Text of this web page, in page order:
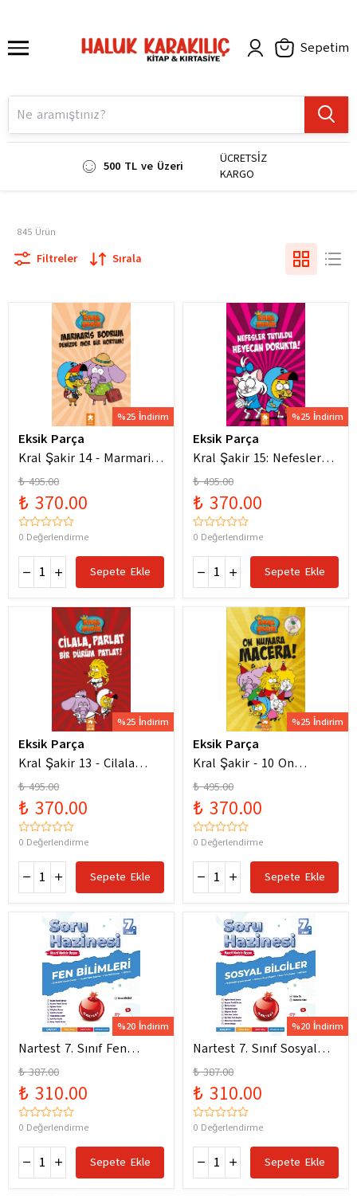
Sepetim
500 TL ve Üzeri
ÜCRETSİZ
KARGO
845 Ürün
Filtreler Sırala
%25 İndirim
Eksik Parça
Kral Şakir 14 - Marmaris
Bodrum Denizde Mor Bir
Hortum
₺ 495.00
₺ 370.00
0 Değerlendirme
Sepete Ekle
%25 İndirim
Eksik Parça
Kral Şakir 15: Nefesler
Tutuldu Heyecan Dorukta
₺ 495.00
₺ 370.00
0 Değerlendirme
Sepete Ekle
%25 İndirim
Eksik Parça
Kral Şakir 13 - Cilala
Parlat Bir Dürüm Patlat!
₺ 495.00
₺ 370.00
0 Değerlendirme
Sepete Ekle
%25 İndirim
Eksik Parça
Kral Şakir - 10 On
Numara Macera Ciltli
₺ 495.00
₺ 370.00
0 Değerlendirme
Sepete Ekle
%20 İndirim
Nartest 7. Sınıf Fen
Bilimleri Soru Hazinesi
Yeni Maarif Modele
Uygun
₺ 387.00
₺ 310.00
0 Değerlendirme
Sepete Ekle
%20 İndirim
Nartest 7. Sınıf Sosyal
Bilgiler Soru Hazinesi
Yeni Maarif Modele
Uygun
₺ 387.00
₺ 310.00
0 Değerlendirme
Sepete Ekle